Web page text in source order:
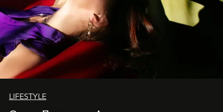
LIFESTYLE